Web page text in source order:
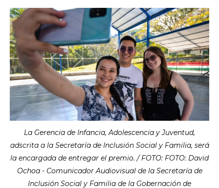
La Gerencia de Infancia, Adolescencia y Juventud,
adscrita a la Secretaría de Inclusión Social y Familia, será
la encargada de entregar el premio. / FOTO: FOTO: David
Ochoa - Comunicador Audiovisual de la Secretaría de
Inclusión Social y Familia de la Gobernación de